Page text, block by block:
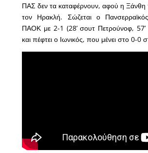
ΠΑΣ δεν τα καταφέρνουν, αφού η Ξάνθη
τον Ηρακλή. Σώζεται ο
ΠΑΟΚ με 2-1 (28’ σουτ Πετρούνοφ, 57’
και πέφτει ο Ιωνικός, που μένει στο 0-0